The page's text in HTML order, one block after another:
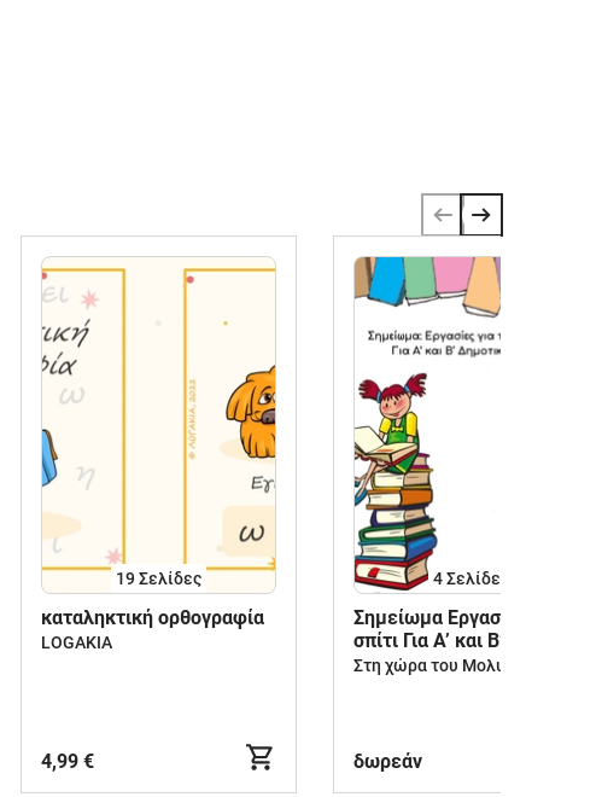
19Σελίδες
καταληκτική ορθογραφία
LOGAKIA
4,99 €
4Σελίδες
Σημείωμα Εργασίες για το
σπίτι Για Α’ και Β’
Δημοτικου
Στη χώρα του Μολυβένιου
δωρεάν